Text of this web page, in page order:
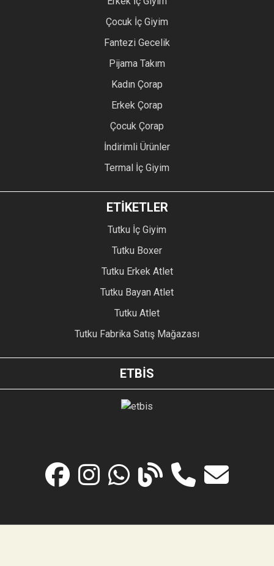
Çocuk İç Giyim
Fantezi Gecelik
Pijama Takım
Kadın Çorap
Erkek Çorap
Çocuk Çorap
İndirimli Ürünler
Termal İç Giyim
ETİKETLER
Tutku İç Giyim
Tutku Boxer
Tutku Erkek Atlet
Tutku Bayan Atlet
Tutku Atlet
Tutku Fabrika Satış Mağazası
ETBİS